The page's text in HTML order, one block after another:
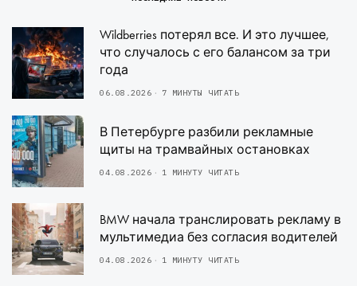
Wildberries потерял все. И это лучшее,
что случалось с его балансом за три
года
06.08.2026 7 МИНУТЫ ЧИТАТЬ
В Петербурге разбили рекламные
щиты на трамвайных остановках
04.08.2026 1 МИНУТУ ЧИТАТЬ
BMW начала транслировать рекламу в
мультимедиа без согласия водителей
04.08.2026 1 МИНУТУ ЧИТАТЬ